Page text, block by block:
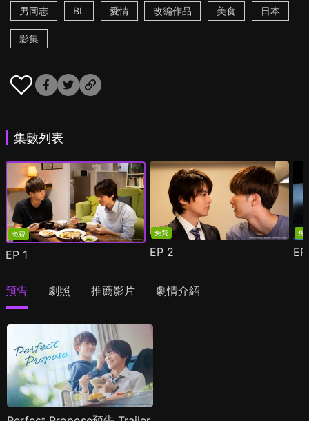
男同志
BL 愛情 改編作品 美食 日本
影集
集數列表
免費
EP 1
免費
EP 2
免
預告 劇照 推薦影片 劇情介紹